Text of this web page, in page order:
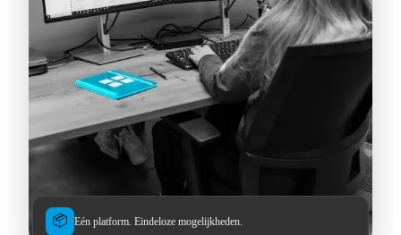
📦 Eén platform. Eindeloze mogelijkheden.